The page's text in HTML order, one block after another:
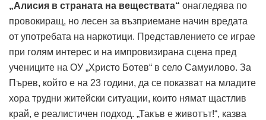
„Алисия в страната на веществата“ онагледява по
провокиращ, но лесен за възприемане начин вредата
от употребата на наркотици. Представлението се играе
при голям интерес и на импровизирана сцена пред
учениците на ОУ „Христо Ботев“ в село Самуилово. За
Пърев, който е на 23 години, да се показват на младите
хора трудни житейски ситуации, които нямат щастлив
край, е реалистичен подход. „Такъв е животът!“, казва